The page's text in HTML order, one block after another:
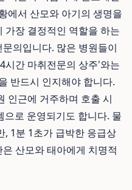
에서 산모와 아기의 생명을
가장 결정적인 역할을 하는
의입니다. 많은 병원들이
시간 마취전문의 상주'와는
반드시 인지해야 합니다.
인근에 거주하며 호출 시
로 운영되기도 합니다. 물
, 1분 1초가 급박한 응급상
산모와 태아에게 치명적